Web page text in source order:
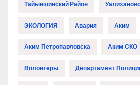
Тайыншинский Район
ЭКОЛОГИЯ Авария Аким
Аким Петропавловска Аким СКО
Волонтёры Департамент